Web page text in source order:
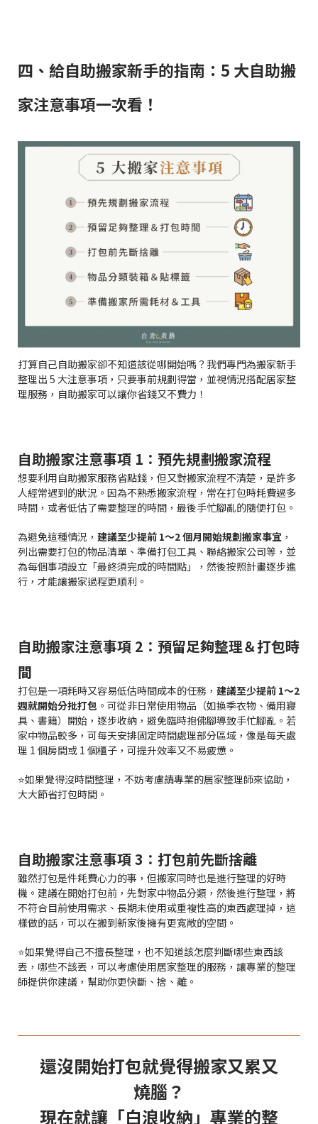
四、給自助搬家新手的指南：5 大自助搬
家注意事項一次看！
打算自己自助搬家卻不知道該從哪開始嗎？我們專門為搬家新手
整理出 5 大注意事項，只要事前規劃得當，並視情況搭配居家整
理服務，自助搬家可以讓你省錢又不費力！
自助搬家注意事項 1：預先規劃搬家流程
想要利用自助搬家服務省點錢，但又對搬家流程不清楚，是許多
人經常遇到的狀況。因為不熟悉搬家流程，常在打包時耗費過多
時間，或者低估了需要整理的時間，最後手忙腳亂的隨便打包。
為避免這種情況， 建議至少提前 1～2 個月開始規劃搬家事宜 ，
列出需要打包的物品清單、準備打包工具、聯絡搬家公司等，並
為每個事項設立「最終須完成的時間點」，然後按照計畫逐步進
行，才能讓搬家過程更順利。
自助搬家注意事項 2：預留足夠整理＆打包時
間
打包是一項耗時又容易低估時間成本的任務， 建議至少提前 1～2
週就開始分批打包 。可從非日常使用物品（如換季衣物、備用寢
具、書籍）開始，逐步收納，避免臨時抱佛腳導致手忙腳亂。若
家中物品較多，可每天安排固定時間處理部分區域，像是每天處
理 1 個房間或 1 個櫃子，可提升效率又不易疲憊。
⭐如果覺得沒時間整理，不妨考慮請專業的居家整理師來協助，
大大節省打包時間。
自助搬家注意事項 3：打包前先斷捨離
雖然打包是件耗費心力的事，但搬家同時也是進行整理的好時
機。建議在開始打包前，先對家中物品分類，然後進行整理，將
不符合目前使用需求、長期未使用或重複性高的東西處理掉，這
樣做的話，可以在搬到新家後擁有更寬敞的空間。
⭐如果覺得自己不擅長整理，也不知道該怎麼判斷哪些東西該
丟，哪些不該丟，可以考慮使用居家整理的服務，讓專業的整理
師提供你建議，幫助你更快斷、捨、離。
還沒開始打包就覺得搬家又累又
燒腦？
現在就讓「白浪收納」專業的整